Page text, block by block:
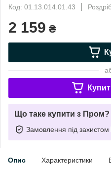
Код: 01.13.014.01.43
2 159 ₴
Що таке купити з Пром?
Замовлення під захистом
Опис Характеристики